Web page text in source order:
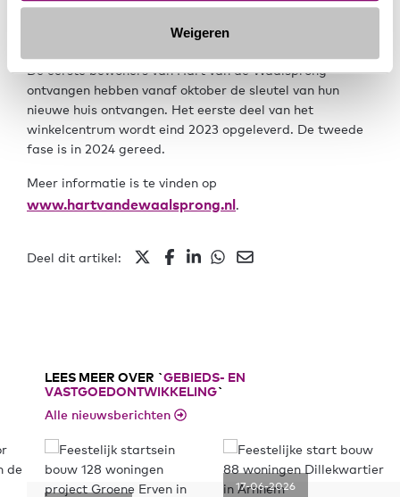
Weigeren
De eerste bewoners van Hart van de Waalsprong
ontvangen hebben vanaf oktober de sleutel van hun
nieuwe huis ontvangen. Het eerste deel van het
winkelcentrum wordt eind 2023 opgeleverd. De tweede
fase is in 2024 gereed.
Meer informatie is te vinden op
www.hartvandewaalsprong.nl.
Deel dit artikel:
LEES MEER OVER `GEBIEDS- EN
VASTGOEDONTWIKKELING`
Alle nieuwsberichten
17-06-2026